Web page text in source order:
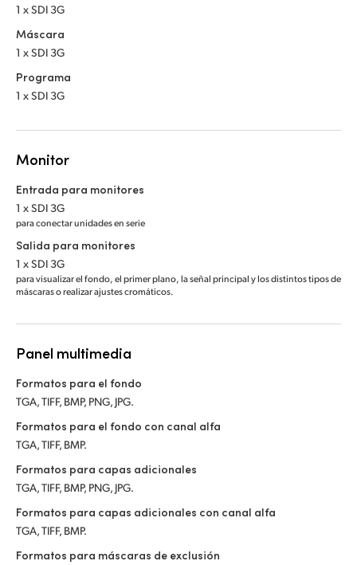
1 x SDI 3G
Máscara
1 x SDI 3G
Programa
1 x SDI 3G
Monitor
Entrada para monitores
1 x SDI 3G
para conectar unidades en serie
Salida para monitores
1 x SDI 3G
para visualizar el fondo, el primer plano, la señal principal y los distintos tipos de
máscaras o realizar ajustes cromáticos.
Panel multimedia
Formatos para el fondo
TGA, TIFF, BMP, PNG, JPG.
Formatos para el fondo con canal alfa
TGA, TIFF, BMP.
Formatos para capas adicionales
TGA, TIFF, BMP, PNG, JPG.
Formatos para capas adicionales con canal alfa
TGA, TIFF, BMP.
Formatos para máscaras de exclusión